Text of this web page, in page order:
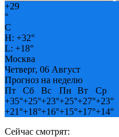
+29
°
C
H: +32°
L: +18°
Москва
Четверг, 06 Август
Прогноз на неделю
Пт
Сб Вс Пн Вт
Ср
+35°+25°+23°+25°+27°+23°
+21°+18°+16°+15°+17°+14°
Сейчас смотрят: